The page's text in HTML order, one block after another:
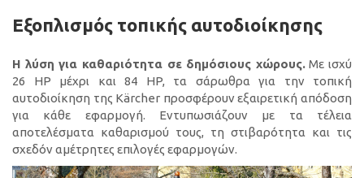
Εξοπλισμός τοπικής αυτοδιοίκησης
Η λύση για καθαριότητα σε δημόσιους χώρους.Με ισχύ
26 HP μέχρι και 84 HP, τα σάρωθρα για την τοπική
αυτοδιοίκηση της Kärcher προσφέρουν εξαιρετική απόδοση
για κάθε εφαρμογή. Εντυπωσιάζουν με τα τέλεια
αποτελέσματα καθαρισμού τους, τη στιβαρότητα και τις
σχεδόν αμέτρητες επιλογές εφαρμογών.